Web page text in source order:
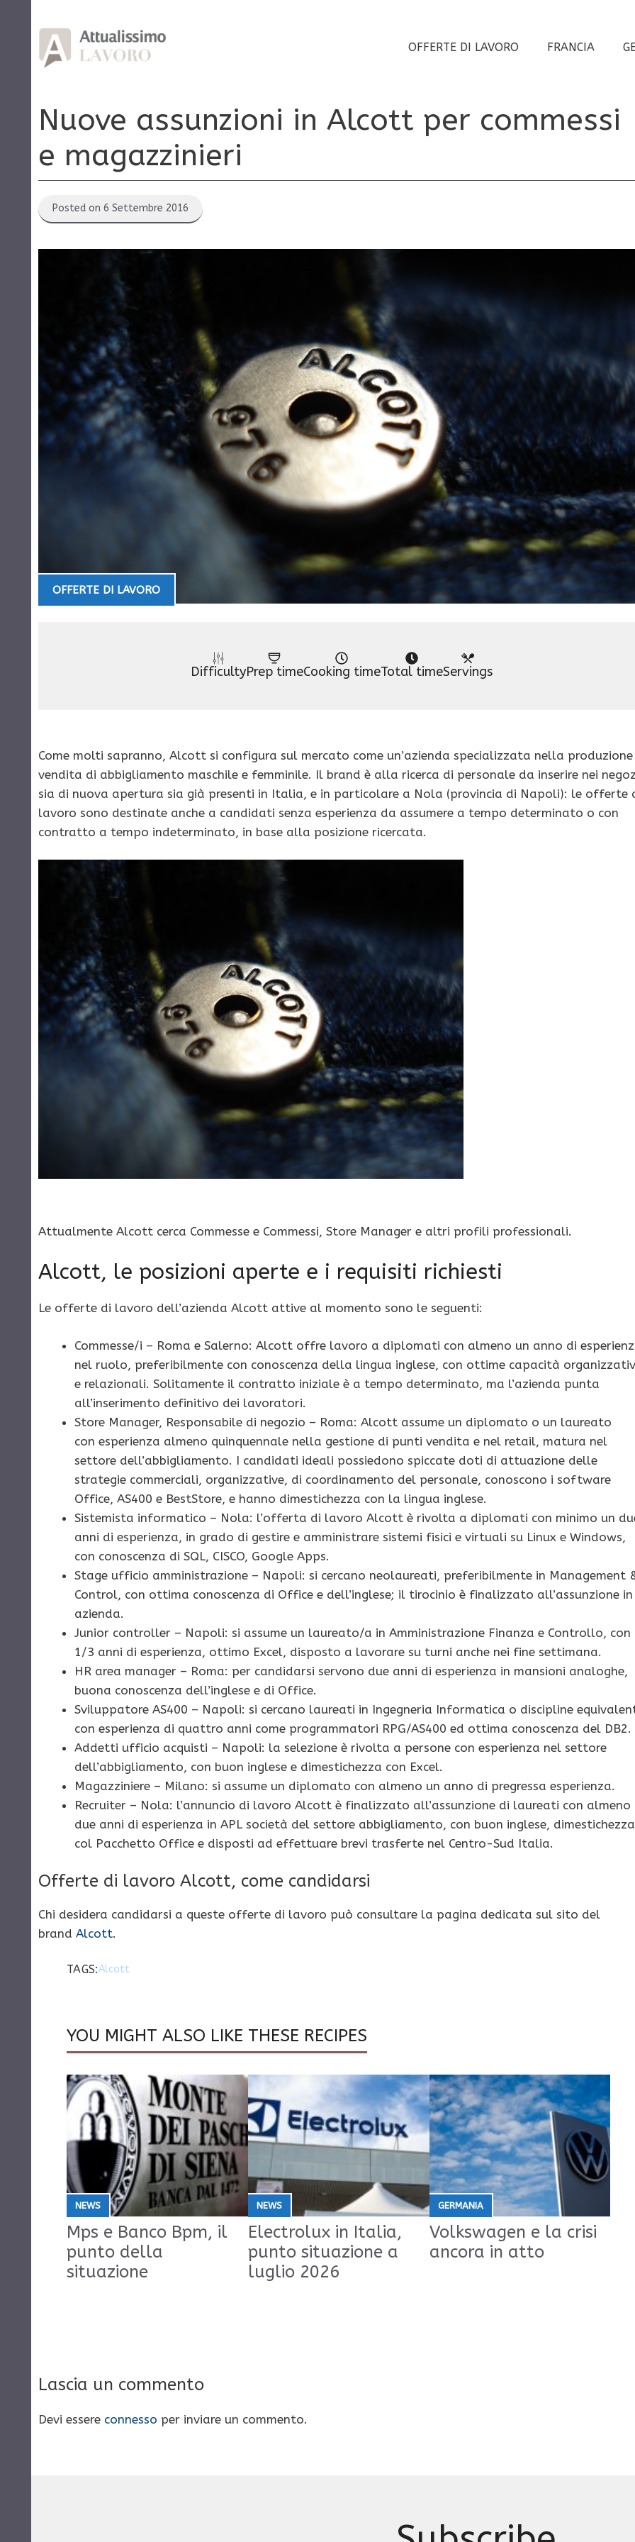
contenuto
OFFERTE DI LAVORO FRANCIA
Nuove assunzioni in Alcott per commessi
e magazzinieri
Posted on 6 Settembre 2016
OFFERTE DI LAVORO
DifficultyPrep timeCooking timeTotal timeServings
Come molti sapranno, Alcott si configura sul mercato come un’azienda specializzata nella produzione
vendita di abbigliamento maschile e femminile. Il brand è alla ricerca di personale da inserire nei
sia di nuova apertura sia già presenti in Italia, e in particolare a Nola (provincia di Napoli): le offerte
lavoro sono destinate anche a candidati senza esperienza da assumere a tempo determinato o con
contratto a tempo indeterminato, in base alla posizione ricercata.
Attualmente Alcott cerca Commesse e Commessi, Store Manager e altri profili professionali.
Alcott, le posizioni aperte e i requisiti richiesti
Le offerte di lavoro dell’azienda Alcott attive al momento sono le seguenti:
Commesse/i – Roma e Salerno: Alcott offre lavoro a diplomati con almeno un anno di
nel ruolo, preferibilmente con conoscenza della lingua inglese, con ottime capacità
e relazionali. Solitamente il contratto iniziale è a tempo determinato, ma l’azienda punta
all’inserimento definitivo dei lavoratori.
Store Manager, Responsabile di negozio – Roma: Alcott assume un diplomato o un laureato
con esperienza almeno quinquennale nella gestione di punti vendita e nel retail, matura nel
settore dell’abbigliamento. I candidati ideali possiedono spiccate doti di attuazione delle
strategie commerciali, organizzative, di coordinamento del personale, conoscono i software
Office, AS400 e BestStore, e hanno dimestichezza con la lingua inglese.
Sistemista informatico – Nola: l’offerta di lavoro Alcott è rivolta a diplomati con minimo un
anni di esperienza, in grado di gestire e amministrare sistemi fisici e virtuali su Linux e Windows,
con conoscenza di SQL, CISCO, Google Apps.
Stage ufficio amministrazione – Napoli: si cercano neolaureati, preferibilmente in Management
Control, con ottima conoscenza di Office e dell’inglese; il tirocinio è finalizzato all’assunzione in
azienda.
Junior controller – Napoli: si assume un laureato/a in Amministrazione Finanza e Controllo, con
1/3 anni di esperienza, ottimo Excel, disposto a lavorare su turni anche nei fine settimana.
HR area manager – Roma: per candidarsi servono due anni di esperienza in mansioni analoghe,
buona conoscenza dell’inglese e di Office.
Sviluppatore AS400 – Napoli: si cercano laureati in Ingegneria Informatica o discipline
con esperienza di quattro anni come programmatori RPG/AS400 ed ottima conoscenza del DB2.
Addetti ufficio acquisti – Napoli: la selezione è rivolta a persone con esperienza nel settore
dell’abbigliamento, con buon inglese e dimestichezza con Excel.
Magazziniere – Milano: si assume un diplomato con almeno un anno di pregressa esperienza.
Recruiter – Nola: l’annuncio di lavoro Alcott è finalizzato all’assunzione di laureati con almeno
due anni di esperienza in APL società del settore abbigliamento, con buon inglese, dimestichezza
col Pacchetto Office e disposti ad effettuare brevi trasferte nel Centro-Sud Italia.
Offerte di lavoro Alcott, come candidarsi
Chi desidera candidarsi a queste offerte di lavoro può consultare la pagina dedicata sul sito del
brand Alcott.
TAGS:Alcott
YOU MIGHT ALSO LIKE THESE RECIPES
NEWS
Mps e Banco Bpm, il
punto della
situazione
NEWS
Electrolux in Italia,
punto situazione a
luglio 2026
GERMANIA
Volkswagen e la crisi
ancora in atto
Lascia un commento
Devi essere connesso per inviare un commento.